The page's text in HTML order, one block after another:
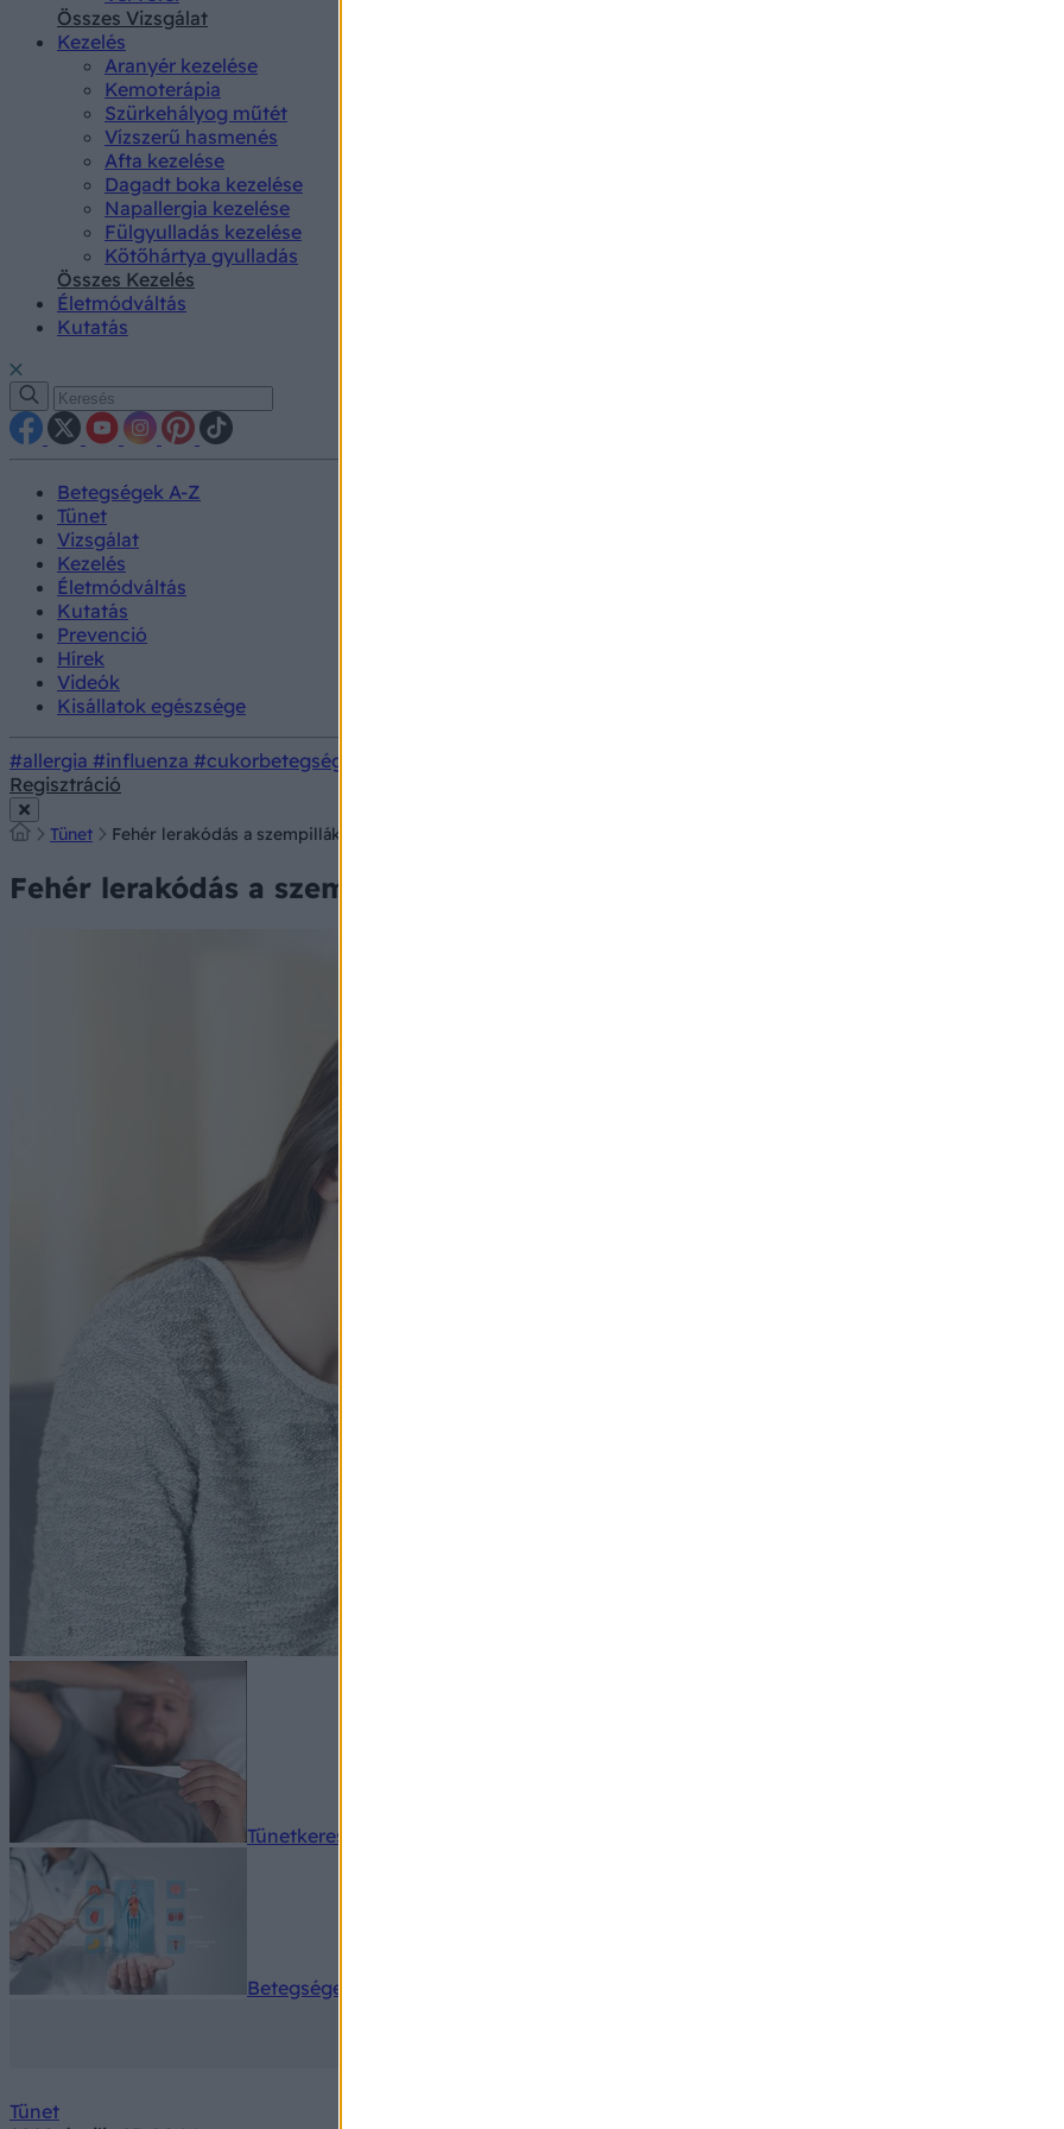
Összes Vizsgálat
Kezelés
Aranyér kezelése
Kemoterápia
Szürkehályog műtét
Vízszerű hasmenés
Afta kezelése
Dagadt boka kezelése
Napallergia kezelése
Fülgyulladás kezelése
Kötőhártya gyulladás
Összes Kezelés
Életmódváltás
Kutatás
Betegségek A-Z
Tünet
Vizsgálat
Kezelés
Életmódváltás
Kutatás
Prevenció
Hírek
Videók
Kisállatok egészsége
#allergia #influenza #cukorbetegség
Regisztráció
Tünet Fehér lerakódás a szempillák tövénél? Ez állhat a háttérben
Fehér lerakódás a szempillák tövénél? Ez állhat a háttérben
Tünetkereső
Betegségek A-Z
Tünet